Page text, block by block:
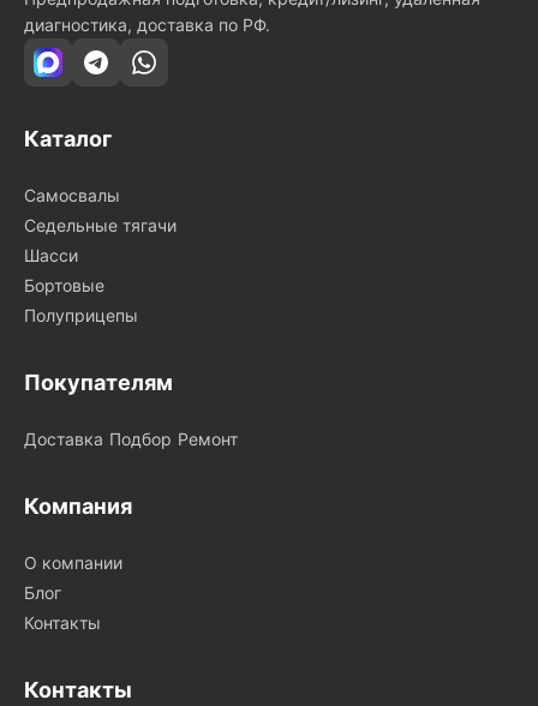
диагностика, доставка по РФ.
Каталог
Самосвалы
Седельные тягачи
Шасси
Бортовые
Полуприцепы
Покупателям
Доставка Подбор Ремонт
Компания
О компании
Блог
Контакты
Контакты